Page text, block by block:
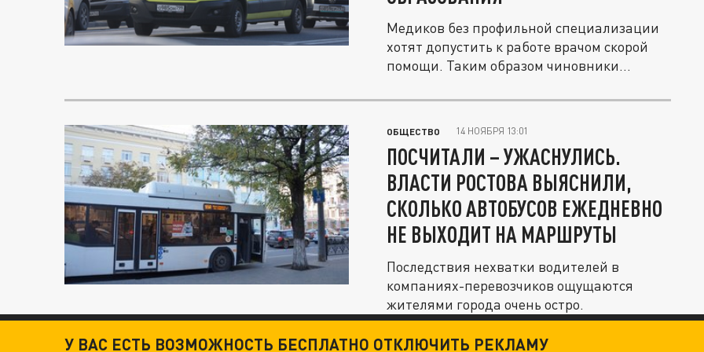
Медиков без профильной специализации
хотят допустить к работе врачом скорой
помощи. Таким образом чиновники...
ОБЩЕСТВО 14 НОЯБРЯ 13:01
ПОСЧИТАЛИ – УЖАСНУЛИСЬ.
ВЛАСТИ РОСТОВА ВЫЯСНИЛИ,
СКОЛЬКО АВТОБУСОВ ЕЖЕДНЕВНО
НЕ ВЫХОДИТ НА МАРШРУТЫ
Последствия нехватки водителей в
компаниях-перевозчиков ощущаются
жителями города очень остро.
У ВАС ЕСТЬ ВОЗМОЖНОСТЬ БЕСПЛАТНО ОТКЛЮЧИТЬ РЕКЛАМУ